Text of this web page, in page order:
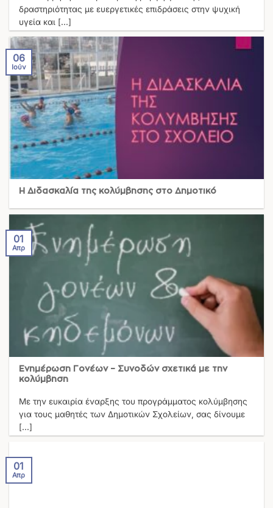
δραστηριότητας με ευεργετικές επιδράσεις στην ψυχική
υγεία και [...]
Η Διδασκαλία της κολύμβησης στο Δημοτικό
06
Ιούν
Ενημέρωση Γονέων – Συνοδών σχετικά με την
κολύμβηση
Με την ευκαιρία έναρξης του προγράμματος κολύμβησης
για τους μαθητές των Δημοτικών Σχολείων, σας δίνουμε
[...]
01
Απρ
01
Απρ